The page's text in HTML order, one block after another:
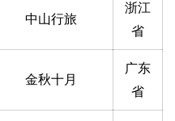
中山行旅
浙江
省
金秋十月
广东
省